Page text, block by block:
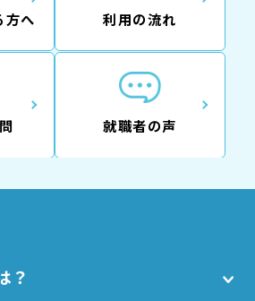
方へ 利用の流れ
就職者の声
？